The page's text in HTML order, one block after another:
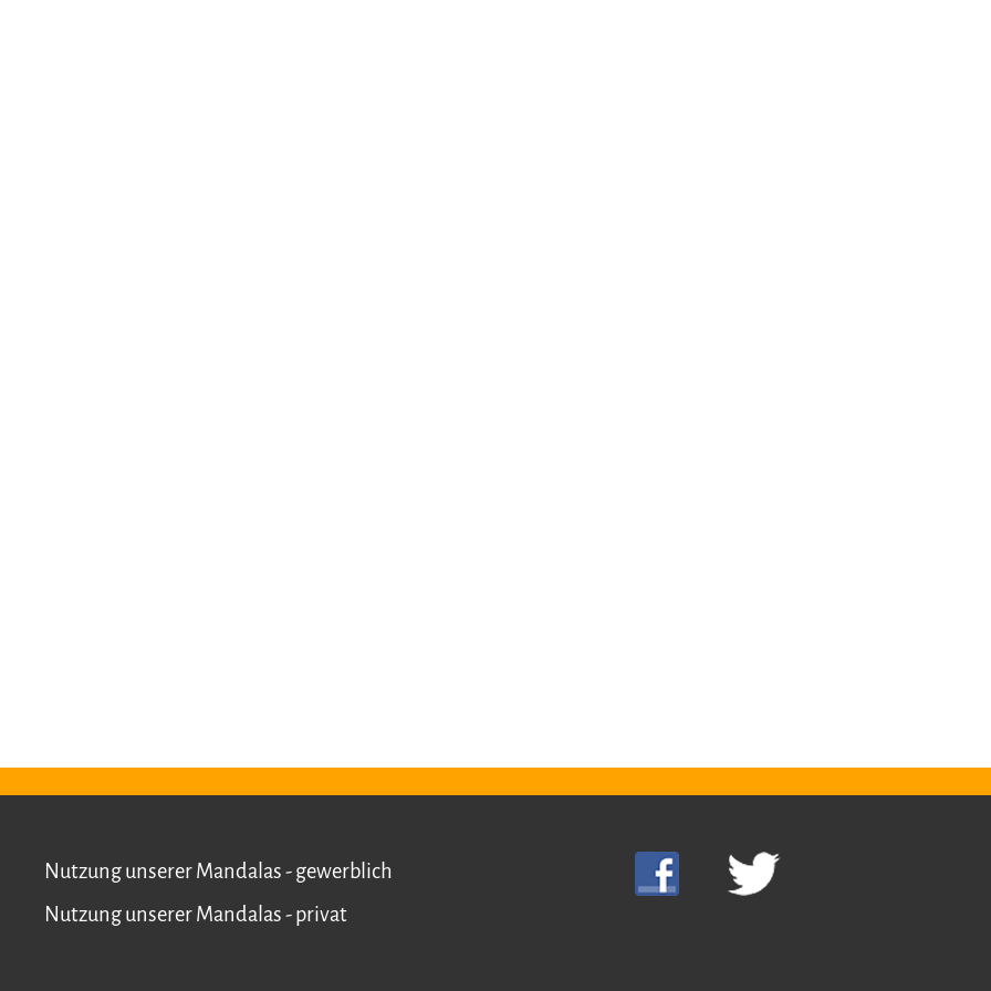
Nutzung unserer Mandalas - gewerblich
Nutzung unserer Mandalas - privat